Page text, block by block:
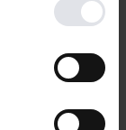
innymi